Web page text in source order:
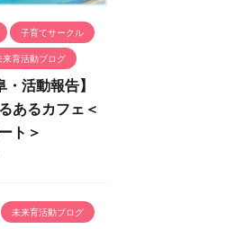
子育てサークル
来育活動ブログ
活動報告】
あるカフェ＜
ト＞
未来育活動ブログ